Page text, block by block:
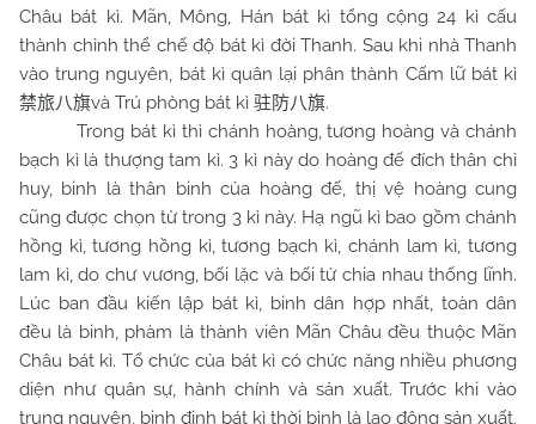
Châu bát kì. Mãn, Mông, Hán bát kì tổng cộng 24 kì cấu
thành chỉnh thể chế độ bát kì đời Thanh. Sau khi nhà Thanh
vào trung nguyên, bát kì quân lại phân thành Cấm lữ bát kì
禁旅八旗và Trú phòng bát kì 驻防八旗.
Trong bát kì thì chánh hoàng, tương hoàng và chánh
bạch kì là thượng tam kì. 3 kì này do hoàng đế đích thân chỉ
huy, binh là thân binh của hoàng đế, thị vệ hoàng cung
cũng được chọn từ trong 3 kì này. Hạ ngũ kì bao gồm chánh
hồng kì, tương hồng kì, tương bạch kì, chánh lam kì, tương
lam kì, do chư vương, bối lặc và bối tử chia nhau thống lĩnh.
Lúc ban đầu kiến lập bát kì, binh dân hợp nhất, toàn dân
đều là binh, phàm là thành viên Mãn Châu đều thuộc Mãn
Châu bát kì. Tổ chức của bát kì có chức năng nhiều phương
diện như quân sự, hành chính và sản xuất. Trước khi vào
trung nguyên, binh đinh bát kì thời bình là lao động sản xuất,